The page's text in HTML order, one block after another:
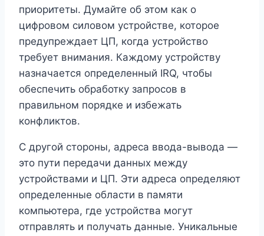
приоритеты. Думайте об этом как о
цифровом силовом устройстве, которое
предупреждает ЦП, когда устройство
требует внимания. Каждому устройству
назначается определенный IRQ, чтобы
обеспечить обработку запросов в
правильном порядке и избежать
конфликтов.
С другой стороны, адреса ввода-вывода —
это пути передачи данных между
устройствами и ЦП. Эти адреса определяют
определенные области в памяти
компьютера, где устройства могут
отправлять и получать данные. Уникальные